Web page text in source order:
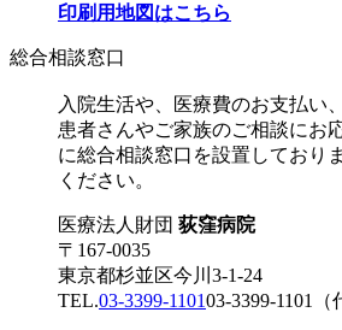
印刷用地図はこちら
総合相談窓口
入院生活や、医療費のお支払い
患者さんやご家族のご相談にお
に総合相談窓口を設置しており
ください。
医療法人財団 荻窪病院
〒167-0035
東京都杉並区今川3-1-24
TEL.03-3399-110103-3399-1101 （